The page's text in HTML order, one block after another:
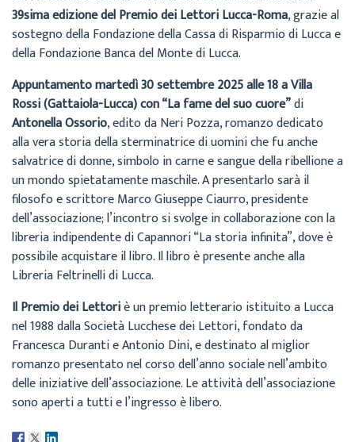
39sima edizione del Premio dei Lettori Lucca-Roma, grazie al
sostegno della Fondazione della Cassa di Risparmio di Lucca e
della Fondazione Banca del Monte di Lucca.
Appuntamento martedì 30 settembre 2025 alle 18 a Villa
Rossi (Gattaiola-Lucca) con “La fame del suo cuore”di
Antonella Ossorio, edito da Neri Pozza, romanzo dedicato
alla vera storia della sterminatrice di uomini che fu anche
salvatrice di donne, simbolo in carne e sangue della ribellione a
un mondo spietatamente maschile. A presentarlo sarà il
filosofo e scrittore Marco Giuseppe Ciaurro, presidente
dell’associazione; l’incontro si svolge in collaborazione con la
libreria indipendente di Capannori “La storia infinita”, dove è
possibile acquistare il libro. Il libro è presente anche alla
Libreria Feltrinelli di Lucca.
Il Premio dei Lettoriè un premio letterario istituito a Lucca
nel 1988 dalla Società Lucchese dei Lettori, fondato da
Francesca Duranti e Antonio Dini, e destinato al miglior
romanzo presentato nel corso dell’anno sociale nell’ambito
delle iniziative dell’associazione. Le attività dell’associazione
sono aperti a tutti e l’ingresso è libero.